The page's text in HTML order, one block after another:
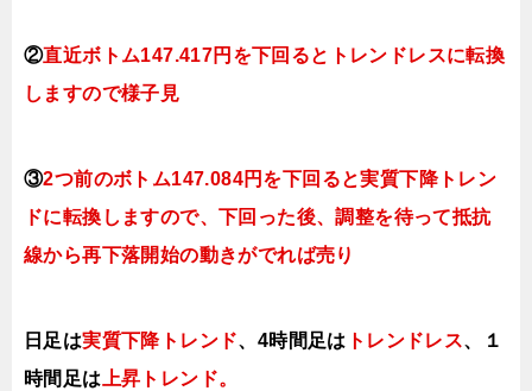
②直近ボトム147.417円を下回るとトレンドレスに転換
しますので様子見
③2つ前のボトム147.084円を下回ると実質下降トレン
ドに転換しますので、下回った後、調整を待って抵抗
線から再下落開始の動きがでれば売り
日足は実質下降トレンド、4時間足は トレンドレス、１
時間足は 上昇トレンド。